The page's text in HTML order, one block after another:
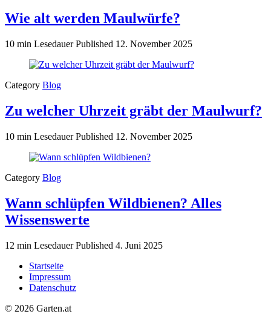
Wie alt werden Maulwürfe?
10 min LesedauerPublished 12. November 2025
Category Blog
Zu welcher Uhrzeit gräbt der Maulwurf?
10 min LesedauerPublished 12. November 2025
Category Blog
Wann schlüpfen Wildbienen? Alles
Wissenswerte
12 min LesedauerPublished 4. Juni 2025
Startseite
Impressum
Datenschutz
© 2026 Garten.at